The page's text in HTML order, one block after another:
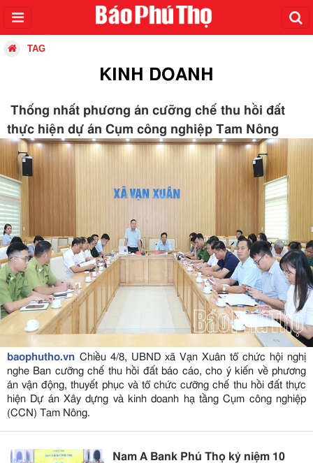
TAG
KINH DOANH
Thống nhất phương án cưỡng chế thu hồi đất
thực hiện dự án Cụm công nghiệp Tam Nông
baophutho.vn Chiều 4/8, UBND xã Vạn Xuân tổ chức hội nghị
nghe Ban cưỡng chế thu hồi đất báo cáo, cho ý kiến về phương
án vận động, thuyết phục và tổ chức cưỡng chế thu hồi đất thực
hiện Dự án Xây dựng và kinh doanh hạ tầng Cụm công nghiệp
(CCN) Tam Nông.
Nam A Bank Phú Thọ kỷ niệm 10